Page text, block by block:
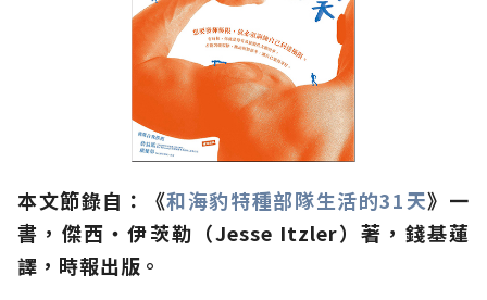
本文節錄自：《和海豹特種部隊生活的31天》一
書，傑西‧伊茨勒（Jesse Itzler）著，錢基蓮
譯，時報出版。